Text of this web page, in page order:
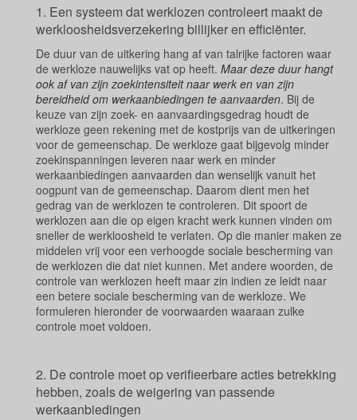
1. Een systeem dat werklozen controleert maakt de
werkloosheidsverzekering billijker en efficiënter.
De duur van de uitkering hang af van talrijke factoren waar
de werkloze nauwelijks vat op heeft. Maar deze duur hangt
ook af van zijn zoekintensiteit naar werk en van zijn
bereidheid om werkaanbiedingen te aanvaarden. Bij de
keuze van zijn zoek- en aanvaardingsgedrag houdt de
werkloze geen rekening met de kostprijs van de uitkeringen
voor de gemeenschap. De werkloze gaat bijgevolg minder
zoekinspanningen leveren naar werk en minder
werkaanbiedingen aanvaarden dan wenselijk vanuit het
oogpunt van de gemeenschap. Daarom dient men het
gedrag van de werklozen te controleren. Dit spoort de
werklozen aan die op eigen kracht werk kunnen vinden om
sneller de werkloosheid te verlaten. Op die manier maken ze
middelen vrij voor een verhoogde sociale bescherming van
de werklozen die dat niet kunnen. Met andere woorden, de
controle van werklozen heeft maar zin indien ze leidt naar
een betere sociale bescherming van de werkloze. We
formuleren hieronder de voorwaarden waaraan zulke
controle moet voldoen.
2. De controle moet op verifieerbare acties betrekking
hebben, zoals de weigering van passende
werkaanbiedingen